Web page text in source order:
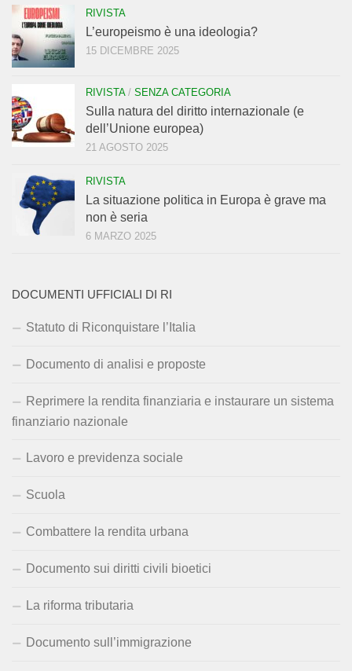
RIVISTA
L’europeismo è una ideologia?
15 DICEMBRE 2025
RIVISTA/ SENZA CATEGORIA
Sulla natura del diritto internazionale (e
dell’Unione europea)
21 AGOSTO 2025
RIVISTA
La situazione politica in Europa è grave ma
non è seria
6 MARZO 2025
DOCUMENTI UFFICIALI DI RI
Statuto di Riconquistare l’Italia
Documento di analisi e proposte
Reprimere la rendita finanziaria e instaurare un sistema
finanziario nazionale
Lavoro e previdenza sociale
Scuola
Combattere la rendita urbana
Documento sui diritti civili bioetici
La riforma tributaria
Documento sull’immigrazione